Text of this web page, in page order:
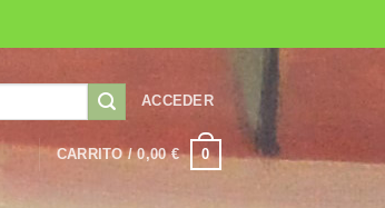
ACCEDER
CARRITO /0,00€ 0